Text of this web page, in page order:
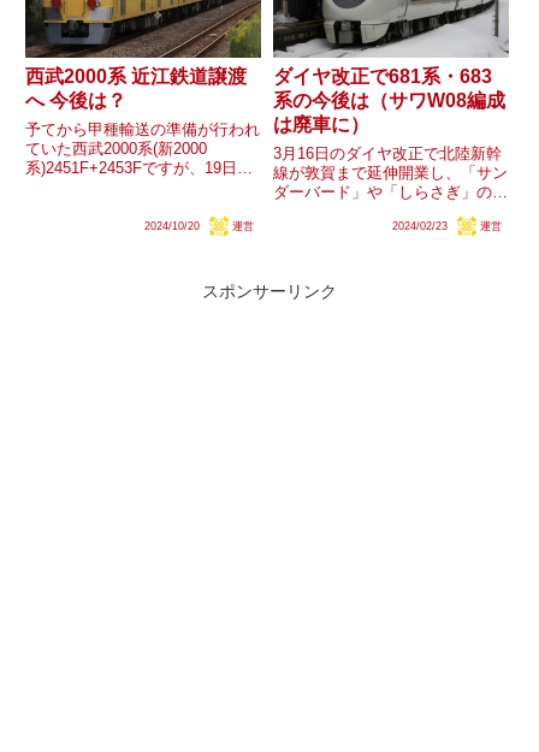
西武2000系 近江鉄道譲渡
へ 今後は？
予てから甲種輸送の準備が行われ
ていた西武2000系(新2000
系)2451F+2453Fですが、19日よ
なっており、近江鉄道への譲渡が
2024/10/20 運営
ダイヤ改正で681系・683
系の今後は（サワW08編成
は廃車に）
3月16日のダイヤ改正で北陸新幹
線が敦賀まで延伸開業し、「サン
ダーバード」や「しらさぎ」の運
火」が全列車683系に統一される
681系または683系6両で...
2024/02/23 運営
スポンサーリンク